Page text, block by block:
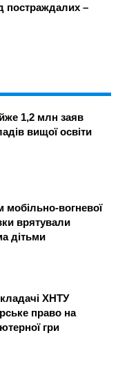
постраждалих –
1,2 млн заяв
вищої освіти
мобільно-вогневої
врятували
дітьми
ХНТУ
право на
гри